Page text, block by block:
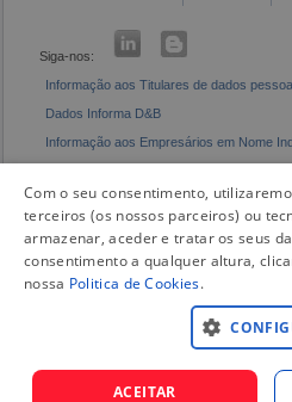
Siga-nos:
Informação aos Titulares de dados
Dados Informa D&B
Informação aos Empresários em Nome
Com o seu consentimento,
terceiros (os nossos parceiros) ou
armazenar, aceder e tratar os seus
consentimento a qualquer altura,
nossa Politica de Cookies.
ACEITAR